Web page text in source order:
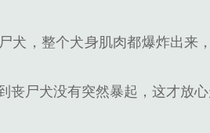
犬，整个犬身肌肉都爆炸出来
尸犬没有突然暴起，这才放心